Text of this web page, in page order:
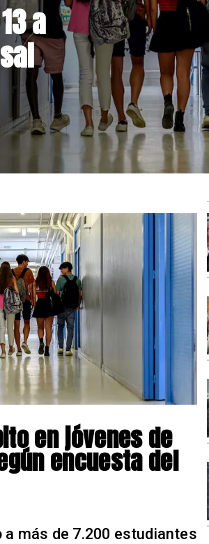
en jóvenes de
encuesta del
a más de 7.200 estudiantes